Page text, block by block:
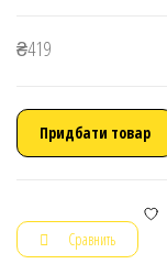
₴419
Придбати товар
Сравнить